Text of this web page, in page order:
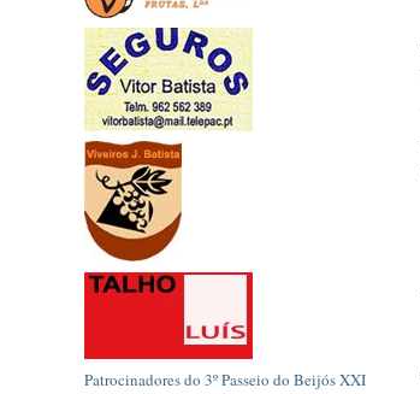
Patrocinadores do 3º Passeio do Beijós XXI